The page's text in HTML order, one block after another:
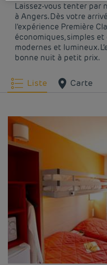
Laissez-vous tenter par
à Angers. Dès votre
l’expérience Première
économiques, simples
modernes et lumineux.
bonne nuit à petit prix.
Liste Carte